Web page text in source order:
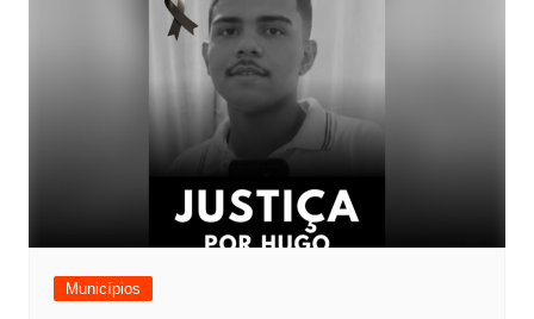
Municípios